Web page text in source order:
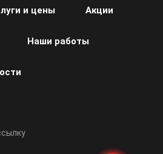
и цены Акции
Наши работы